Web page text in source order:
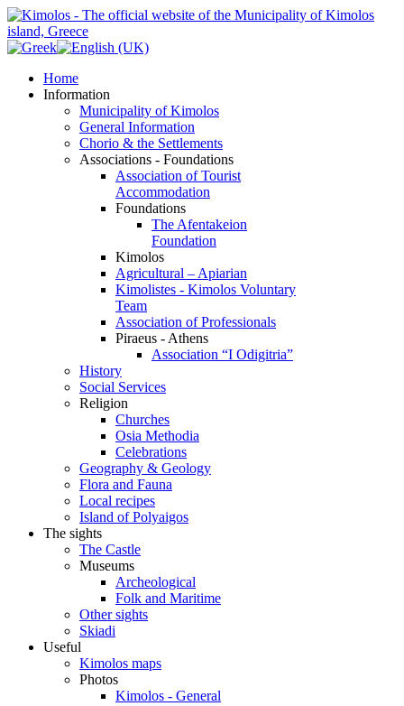
Home
Information
Municipality of Kimolos
General Information
Chorio & the Settlements
Associations - Foundations
Association of Tourist
Accommodation
Foundations
The Afentakeion
Foundation
Kimolos
Agricultural – Apiarian
Kimolistes - Kimolos Voluntary
Team
Association of Professionals
Piraeus - Athens
Association “I Odigitria”
History
Social Services
Religion
Churches
Osia Methodia
Celebrations
Geography & Geology
Flora and Fauna
Local recipes
Island of Polyaigos
The sights
The Castle
Museums
Archeological
Folk and Maritime
Other sights
Skiadi
Useful
Kimolos maps
Photos
Kimolos - General